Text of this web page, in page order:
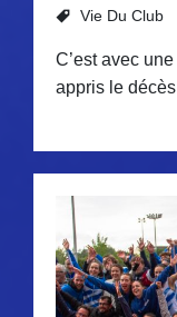
Vie Du Club
C’est avec
appris le